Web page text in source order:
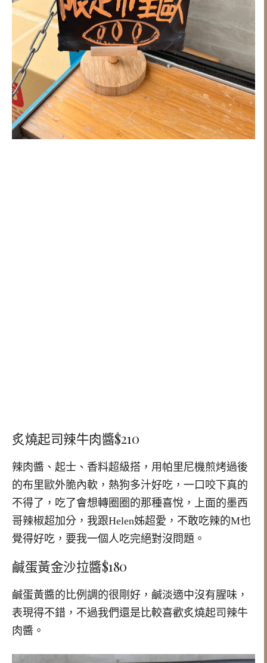
炙燒起司辣牛肉醬$210
辣肉醬、起士、香料超級搭，用帕里尼機煎烤過後
的布里歐外脆內軟，熱狗多汁好吃，一口咬下真的
不得了，吃了會想轉圈圈的那種喜悅，上面的墨西
哥辣椒超加分，我跟Helen姊超愛，不敢吃辣的M也
覺得好吃，要我一個人吃完絕對沒問題。
鹹蛋黃金沙拉醬$180
鹹蛋黃醬的比例調的很剛好，鹹淡適中沒有腥味，
表現得不錯，不過我們還是比較喜歡炙燒起司辣牛
肉醬。